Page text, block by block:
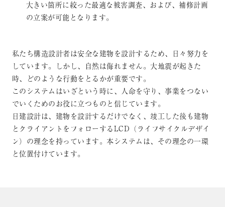
大きい箇所に絞った最適な被害調査、および、補修計画
の立案が可能となります。
私たち構造設計者は安全な建物を設計するため、日々努力を
しています。しかし、自然は侮れません。大地震が起きた
時、どのような行動をとるかが重要です。
このシステムはいざという時に、人命を守り、事業をつない
でいくためのお役に立つものと信じています。
日建設計は、建物を設計するだけでなく、竣工した後も建物
とクライアントをフォローするLCD（ライフサイクルデザイ
ン）の理念を持っています。本システムは、その理念の一環
と位置付けています。